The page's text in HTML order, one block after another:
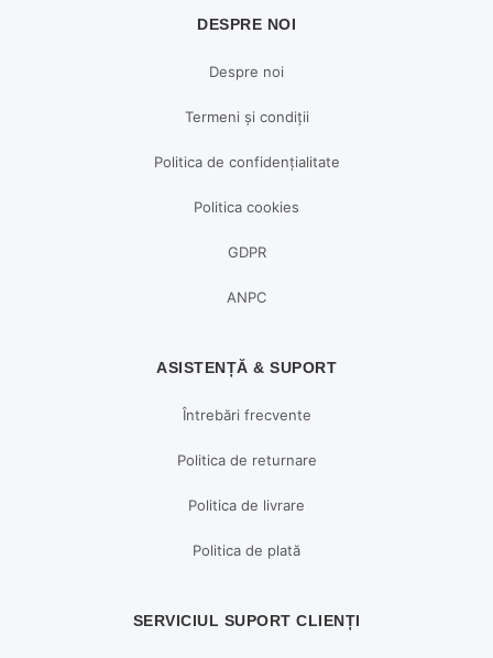
DESPRE NOI
Despre noi
Termeni și condiții
Politica de confidențialitate
Politica cookies
GDPR
ANPC
ASISTENȚĂ & SUPORT
Întrebări frecvente
Politica de returnare
Politica de livrare
Politica de plată
SERVICIUL SUPORT CLIENȚI